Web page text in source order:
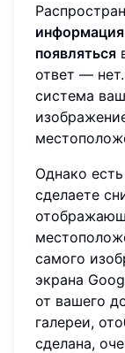
появляться
ответ —
система
Однако
сделаете
самого
экрана
от вашего
галереи,
сделана,